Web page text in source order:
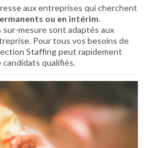
aux entreprises qui cherchent
ou en intérim.
sur-mesure sont adaptés aux
Pour tous vos besoins de
Staffing peut rapidement
qualifiés.